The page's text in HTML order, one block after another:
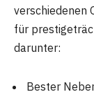
verschiedenen
für
darunter:
Bester